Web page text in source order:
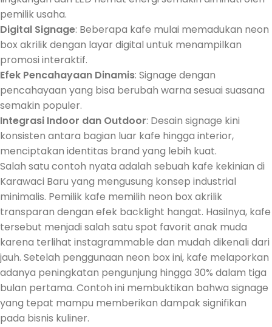
pemilik usaha.
Digital Signage: Beberapa kafe mulai memadukan neon
box akrilik dengan layar digital untuk menampilkan
promosi interaktif.
Efek Pencahayaan Dinamis: Signage dengan
pencahayaan yang bisa berubah warna sesuai suasana
semakin populer.
Integrasi Indoor dan Outdoor: Desain signage kini
konsisten antara bagian luar kafe hingga interior,
menciptakan identitas brand yang lebih kuat.
Salah satu contoh nyata adalah sebuah kafe kekinian di
Karawaci Baru yang mengusung konsep industrial
minimalis. Pemilik kafe memilih neon box akrilik
transparan dengan efek backlight hangat. Hasilnya, kafe
tersebut menjadi salah satu spot favorit anak muda
karena terlihat instagrammable dan mudah dikenali dari
jauh. Setelah penggunaan neon box ini, kafe melaporkan
adanya peningkatan pengunjung hingga 30% dalam tiga
bulan pertama. Contoh ini membuktikan bahwa signage
yang tepat mampu memberikan dampak signifikan
pada bisnis kuliner.